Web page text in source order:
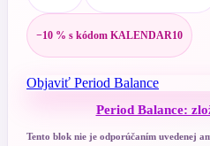
−10 % s kódom KALENDAR10
Objaviť Period Balance
Period Balance:
Tento blok nie je odporúčaním uvedenej